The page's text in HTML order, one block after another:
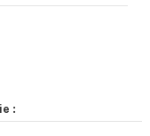
: